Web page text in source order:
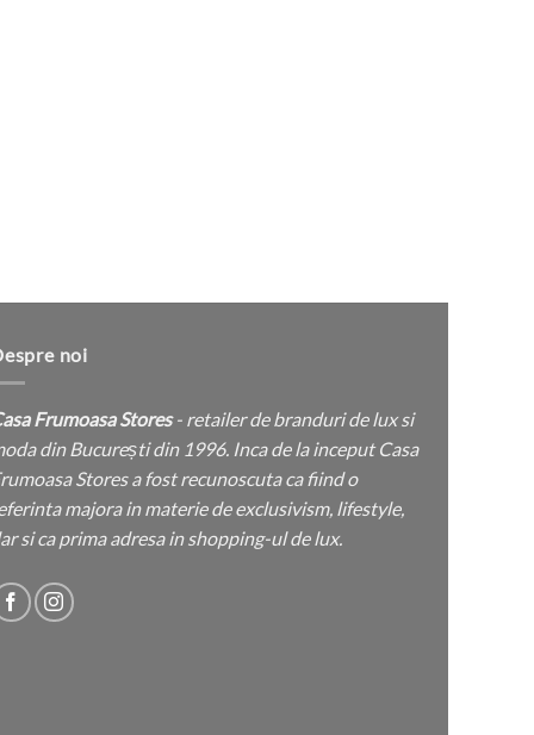
noi
Frumoasa Stores- retailer de branduri de lux si
din București din 1996. Inca de la inceput Casa
Stores a fost recunoscuta ca fiind o
majora in materie de exclusivism, lifestyle,
si ca prima adresa in shopping-ul de lux.